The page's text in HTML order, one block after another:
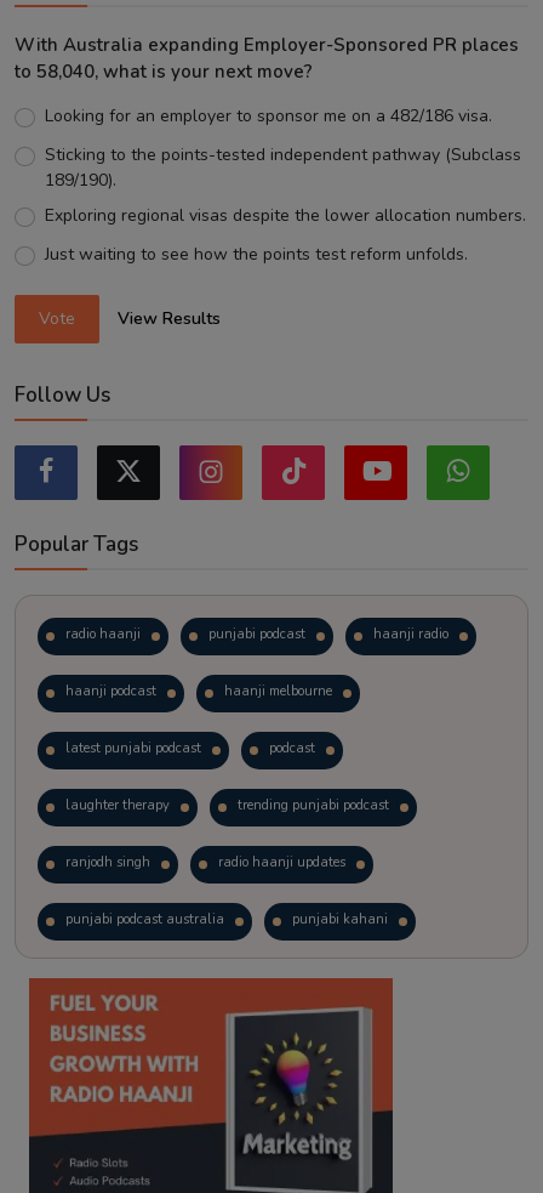
With Australia expanding Employer-Sponsored PR places
to 58,040, what is your next move?
Looking for an employer to sponsor me on a 482/186 visa.
Sticking to the points-tested independent pathway (Subclass
189/190).
Exploring regional visas despite the lower allocation numbers.
Just waiting to see how the points test reform unfolds.
Vote View Results
Follow Us
Popular Tags
radio haanji punjabi podcast haanji radio
haanji podcast haanji melbourne
latest punjabi podcast podcast
laughter therapy trending punjabi podcast
ranjodh singh radio haanji updates
punjabi podcast australia punjabi kahani
kitaab kahani punjabi story